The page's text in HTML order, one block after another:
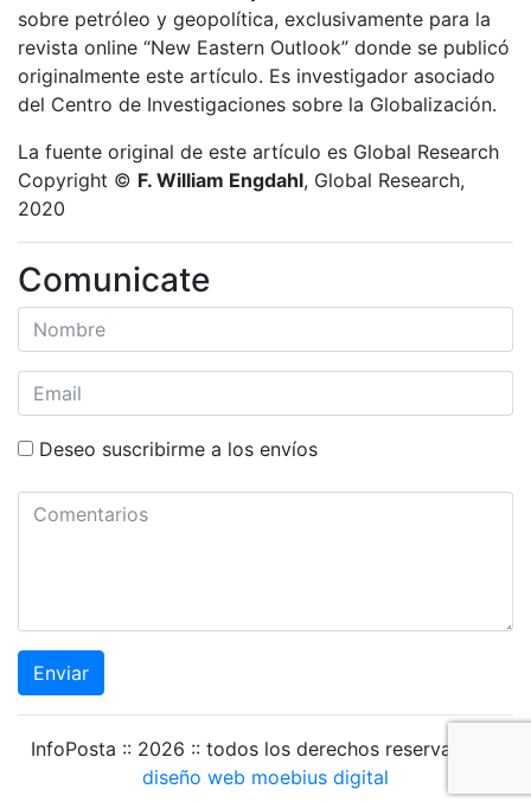
sobre petróleo y geopolítica, exclusivamente para la
revista online “New Eastern Outlook” donde se publicó
originalmente este artículo. Es investigador asociado
del Centro de Investigaciones sobre la Globalización.
La fuente original de este artículo es Global Research
Copyright © F. William Engdahl, Global Research,
2020
Comunicate
Deseo suscribirme a los envíos
Enviar
InfoPosta :: 2026 :: todos los derechos reservados ::
diseño web moebius digital